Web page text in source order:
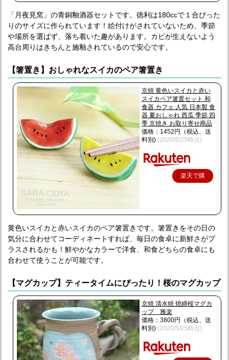
「月夜見窯」の青銅釉酒器セットです。徳利は180ccで１合ぴった
りのサイズに作られています！絵付けがされていないため、季節
や場所を選ばず、落ち着いた趣があります。カビが生えないよう
高台周りはきちんと施釉されているので安心です。
【箸置き】おしゃれなスイカのペア箸置き
京焼 黄色いスイカと赤い
スイカペア箸置セット 和
食器 カフェ 人気 日本製 食
器 夏おしゃれ 西瓜 季節 四
季 京焼き お取り寄せ商品
価格：1452円（税込、送
料別) (2020/5/25時点)
楽天で購
黄色いスイカと赤いスイカのペア箸置きです。箸置きをその日の
気分に合わせてコーディネートすれば、毎日の食卓に新鮮さがプ
ラスされるかも！鮮やかなカラーで洋食、和食どちらの食卓にも
合わせて使うことが可能です。
【マグカップ】ティータイムにぴったり！桜のマグカップ
京焼 清水焼 焼締桜マグカ
ップ 雅楽
価格：3800円（税込、送
料別) (2020/5/25時点)